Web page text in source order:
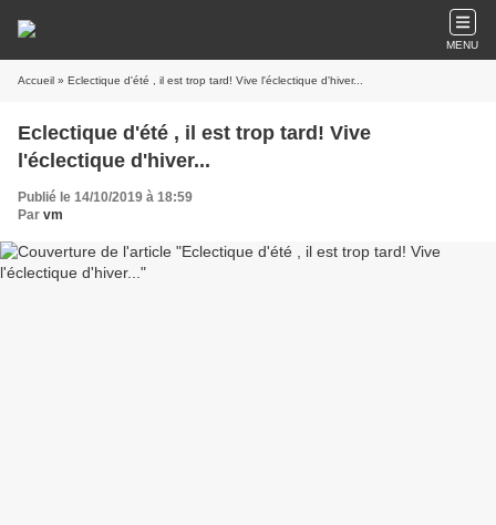
MENU
Accueil » Eclectique d'été , il est trop tard! Vive l'éclectique d'hiver...
Eclectique d'été , il est trop tard! Vive
l'éclectique d'hiver...
Publié le 14/10/2019 à 18:59
Par vm